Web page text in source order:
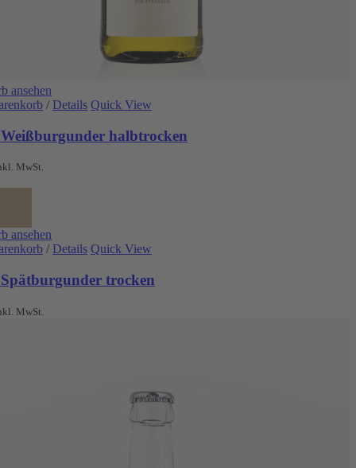
ansehen
/ Details Quick View
halbtrocken
MwSt.
ansehen
/ Details Quick View
trocken
MwSt.